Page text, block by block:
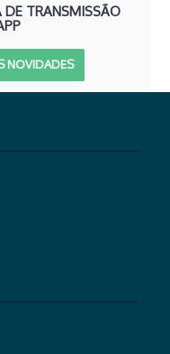
DE TRANSMISSÃO
NOVIDADES